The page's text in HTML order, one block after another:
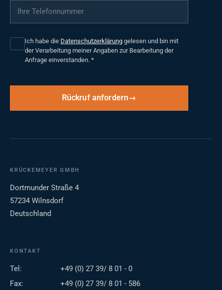
Ihre Telefonnummer
Ich habe die Datenschutzerklärung gelesen und bin mit
der Verarbeitung meiner Angaben zur Bearbeitung der
Anfrage einverstanden. *
Rückruf anfordern
KRÜCKEMEYER GMBH
Dortmunder Straße 4
57234 Wilnsdorf
Deutschland
KONTAKT
Tel:
+49 (0) 27 39/ 8 01 - 0
Fax:
+49 (0) 27 39/ 8 01 - 586